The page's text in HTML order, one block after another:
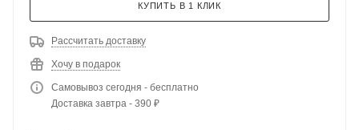
КУПИТЬ В 1 КЛИК
Рассчитать доставку
Хочу в подарок
Самовывоз сегодня - бесплатно
Доставка завтра - 390 ₽